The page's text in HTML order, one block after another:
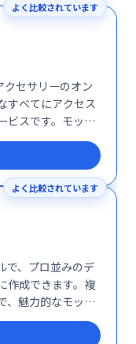
よく比較されています
セサリーのオン
すべてにアクセス
ビスです。モック
電話ケースから帽
ザインを適用で
よく比較されています
で、プロ並みのデ
作成できます。複
、魅力的なモック
す。